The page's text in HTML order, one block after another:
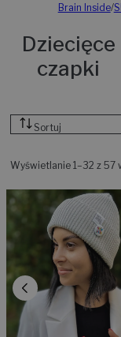
Brain Inside/
Dziecięce
czapki
Sortuj
Wyświetlanie 1–32 z 57